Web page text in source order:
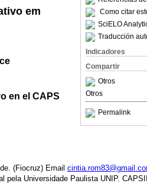
Como citar
SciELO
Traducción
Indicadores
Compartir
Otros
Otros
Permalink
em
en el CAPS
(Fiocruz) Email
pela Universidade Paulista UNIP.